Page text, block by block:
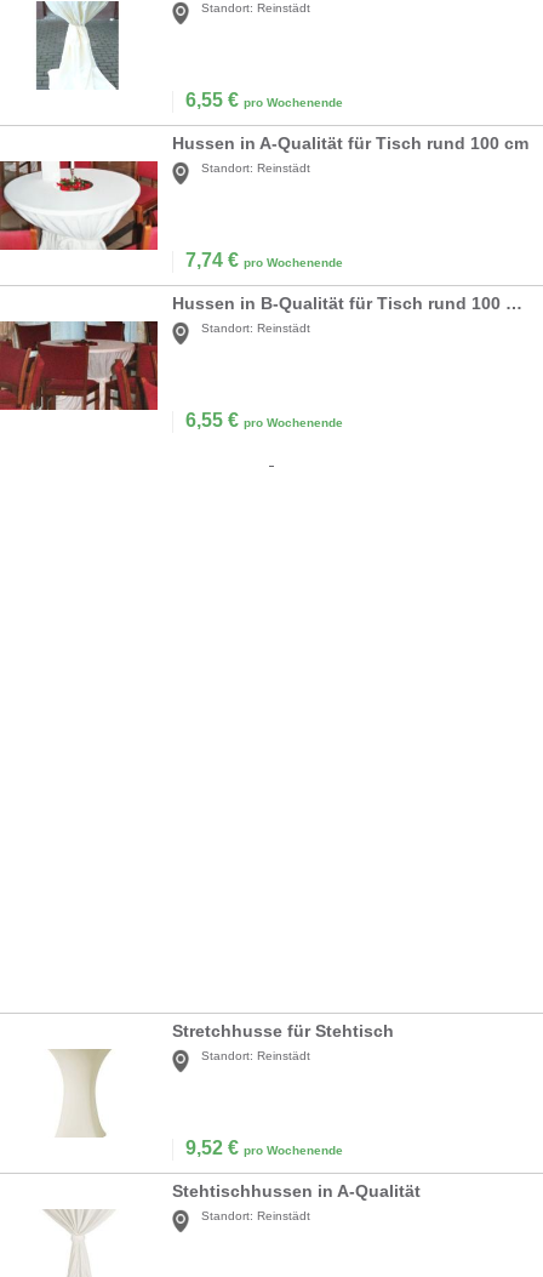
Standort: Reinstädt
6,55 € pro Wochenende
Hussen in A-Qualität für Tisch rund 100 cm
Standort: Reinstädt
7,74 € pro Wochenende
Hussen in B-Qualität für Tisch rund 100 cm
Standort: Reinstädt
6,55 € pro Wochenende
Stretchhusse für Stehtisch
Standort: Reinstädt
9,52 € pro Wochenende
Stehtischhussen in A-Qualität
Standort: Reinstädt